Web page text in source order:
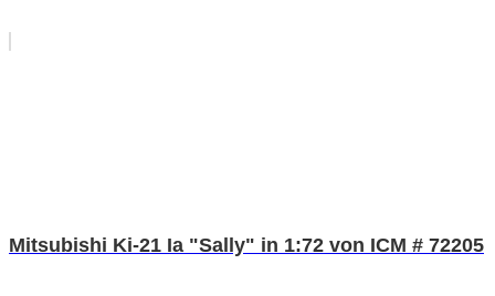
Mitsubishi Ki-21 Ia "Sally" in 1:72 von ICM # 72205